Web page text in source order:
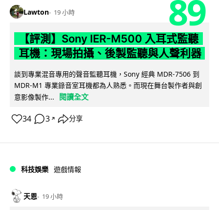
Lawton 19 小時 89
【評測】Sony IER-M500 入耳式監聽
耳機：現場拍攝、後製監聽與人聲利器
談到專業混音專用的聲音監聽耳機，Sony 經典 MDR-7506 到
MDR-M1 專業錄音室耳機都為人熟悉。而現在舞台製作者與創
意影像製作...
閱讀全文
34 3 ↗ 分享
科技娛樂 遊戲情報
天恩 19 小時